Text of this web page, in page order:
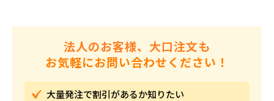
法人のお客様、大口注文も
お気軽にお問い合わせください！
大量発注で割引があるか知りたい